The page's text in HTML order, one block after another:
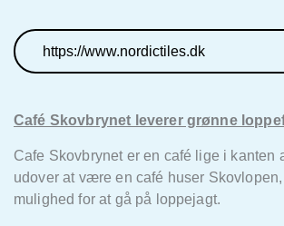
https://www.nordictiles.dk
Café Skovbrynet leverer grønne
Cafe Skovbrynet er en café lige i kanten
udover at være en café huser
mulighed for at gå på loppejagt.